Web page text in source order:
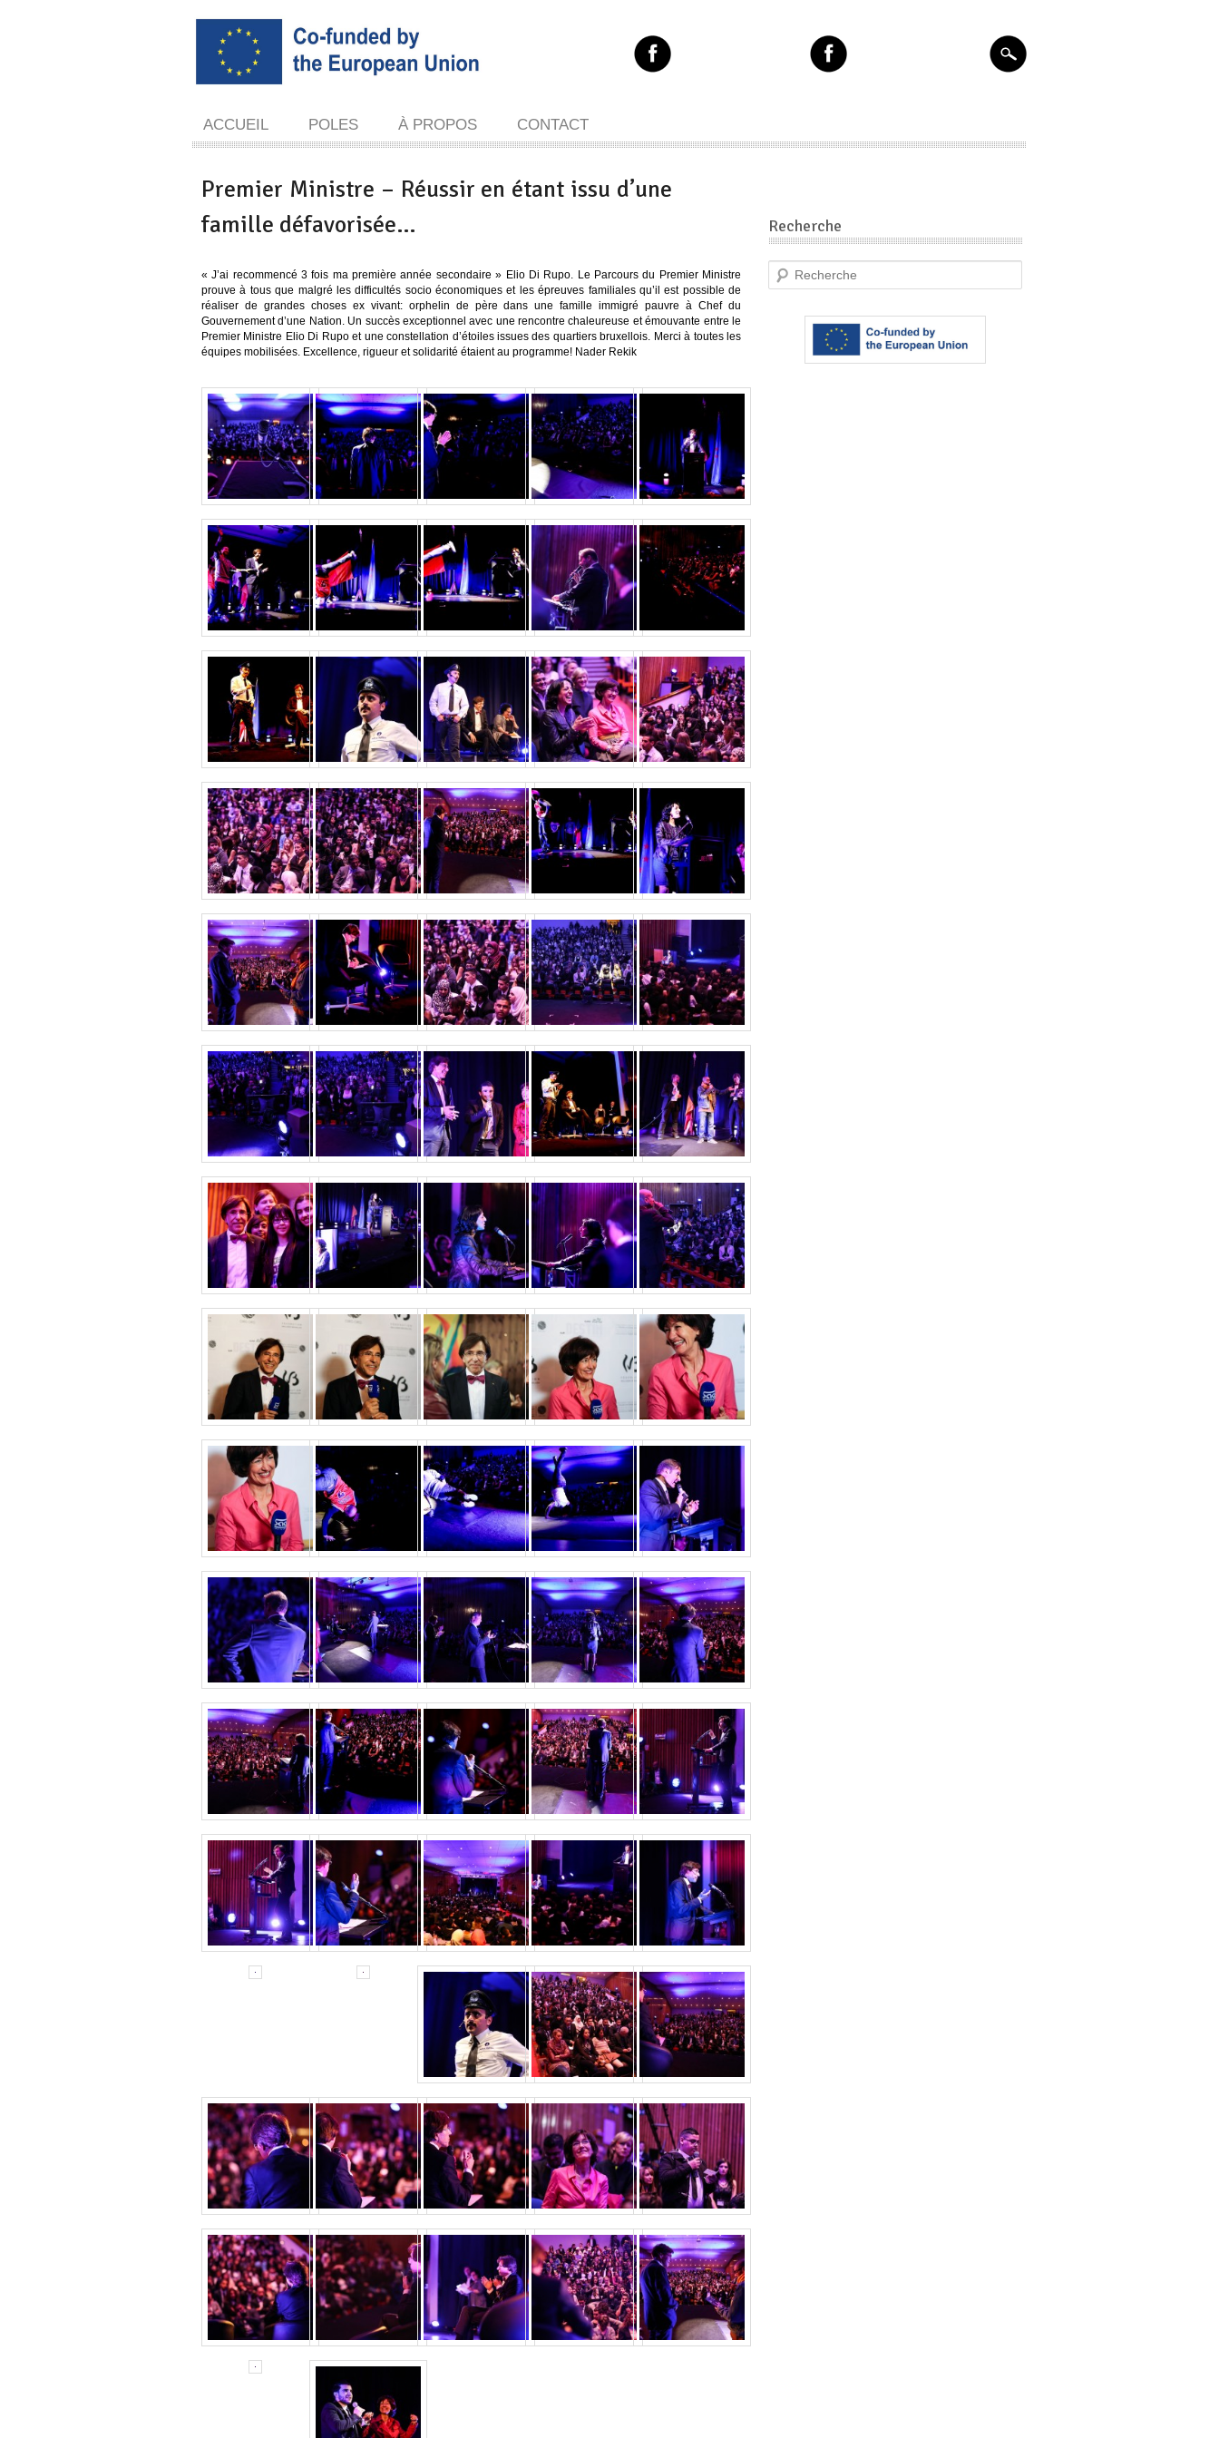
ACCUEIL POLES À PROPOS CONTACT
Premier Ministre – Réussir en étant issu d’une
famille défavorisée…
« J’ai recommencé 3 fois ma première année secondaire » Elio Di Rupo. Le Parcours du Premier Ministre
prouve à tous que malgré les difficultés socio économiques et les épreuves familiales qu’il est possible de
réaliser de grandes choses ex vivant: orphelin de père dans une famille immigré pauvre à Chef du
Gouvernement d’une Nation. Un succès exceptionnel avec une rencontre chaleureuse et émouvante entre le
Premier Ministre Elio Di Rupo et une constellation d’étoiles issues des quartiers bruxellois. Merci à toutes les
équipes mobilisées. Excellence, rigueur et solidarité étaient au programme! Nader Rekik
Recherche
Recherche